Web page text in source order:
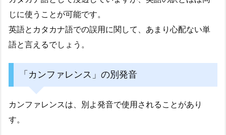
じに使うことが可能です。
英語とカタカナ語での誤用に関して、あまり心配ない単
語と言えるでしょう。
「カンファレンス」の別発音
カンファレンスは、別よ発音で使用されることがあり
す。